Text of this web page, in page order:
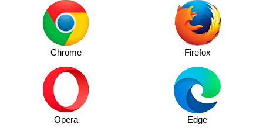
Chrome Firefox
Opera Edge